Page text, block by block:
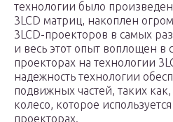
технологии было
3LCD матриц, накоплен
3LCD-проекторов в самых
и весь этот опыт воплощен в
проекторах на технологии
надежность технологии
подвижных частей, таких
колесо, которое
проекторах.